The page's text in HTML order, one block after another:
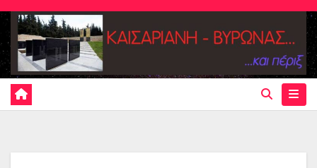
Skip
content